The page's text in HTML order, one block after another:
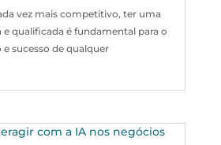
vez mais competitivo, ter uma
e qualificada é fundamental para o
sucesso de qualquer